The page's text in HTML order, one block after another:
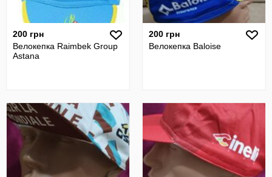
200 грн
Велокепка Raimbek Group
Astana
200 грн
Велокепка Baloise